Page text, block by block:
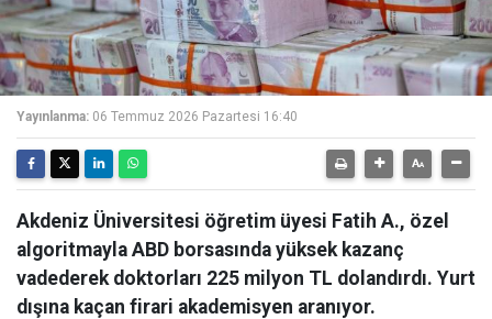
Yayınlanma: 06 Temmuz 2026 Pazartesi 16:40
Akdeniz Üniversitesi öğretim üyesi Fatih A., özel
algoritmayla ABD borsasında yüksek kazanç
vadederek doktorları 225 milyon TL dolandırdı. Yurt
dışına kaçan firari akademisyen aranıyor.